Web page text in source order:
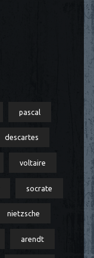
pascal
descartes
voltaire
socrate
nietzsche
arendt